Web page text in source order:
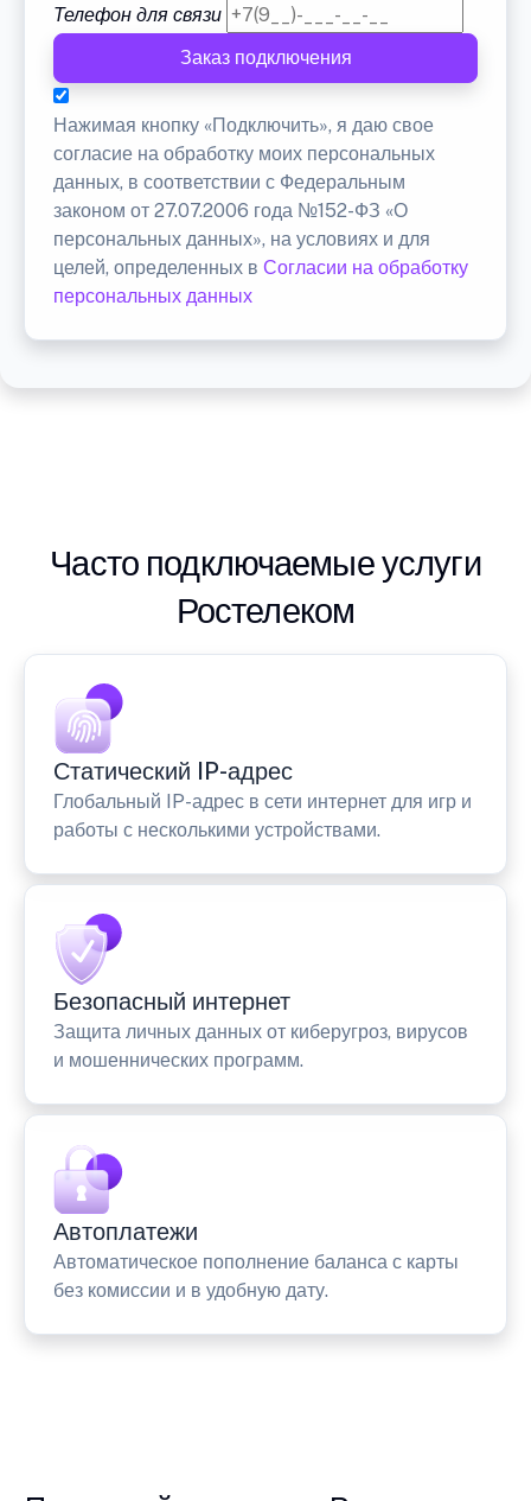
Телефон для связи
Заказ подключения
Нажимая кнопку «Подключить», я даю свое
согласие на обработку моих персональных
данных, в соответствии с Федеральным
законом от 27.07.2006 года №152-ФЗ «О
персональных данных», на условиях и для
целей, определенных в Согласии на обработку
персональных данных
Часто подключаемые услуги
Ростелеком
Статический IP-адрес
Глобальный IP-адрес в сети интернет для игр и
работы с несколькими устройствами.
Безопасный интернет
Защита личных данных от киберугроз, вирусов
и мошеннических программ.
Автоплатежи
Автоматическое пополнение баланса с карты
без комиссии и в удобную дату.